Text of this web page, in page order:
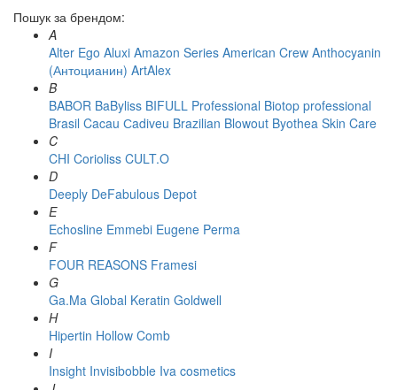
Пошук за брендом:
A
Alter Ego Aluxi Amazon Series American Crew Anthocyanin
(Антоцианин) ArtAlex
B
BABOR BaByliss BIFULL Professional Biotop professional
Brasil Cacau Сadiveu Brazilian Blowout Byothea Skin Care
C
CHI Corioliss CULT.O
D
Deeply DeFabulous Depot
E
Echosline Emmebi Eugene Perma
F
FOUR REASONS Framesi
G
Ga.Ma Global Keratin Goldwell
H
Hipertin Hollow Comb
I
Insight Invisibobble Iva cosmetics